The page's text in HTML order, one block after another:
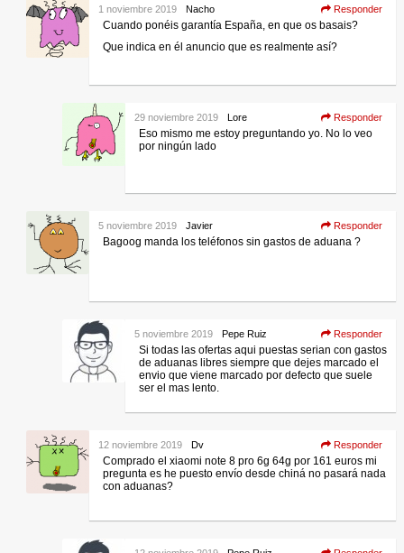
Nacho
1 noviembre 2019 Responder
Cuando ponéis garantía España, en que os basais?
Que indica en él anuncio que es realmente así?
Lore
29 noviembre 2019 Responder
Eso mismo me estoy preguntando yo. No lo veo
por ningún lado
Javier
5 noviembre 2019 Responder
Bagoog manda los teléfonos sin gastos de aduana ?
Pepe Ruiz
5 noviembre 2019 Responder
Si todas las ofertas aqui puestas serian con gastos
de aduanas libres siempre que dejes marcado el
envio que viene marcado por defecto que suele
ser el mas lento.
Dv
12 noviembre 2019 Responder
Comprado el xiaomi note 8 pro 6g 64g por 161 euros mi
pregunta es he puesto envío desde chiná no pasará nada
con aduanas?